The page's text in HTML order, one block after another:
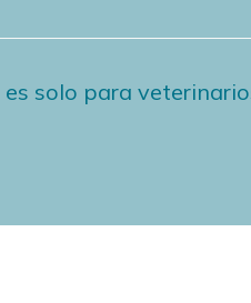
solo para